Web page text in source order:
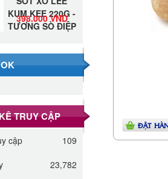
ĐẶT
KUM KEE 220G -
TƯƠNG SÒ ĐIỆP
398.000 VND
1kg
345.000 VND
Đường phèn
10kg
TRUY CẬP
cập
109
23,782